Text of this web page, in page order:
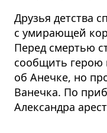
Друзья детства
с умирающей
Перед смертью
сообщить герою
об Анечке, но
Ванечка. По
Александра